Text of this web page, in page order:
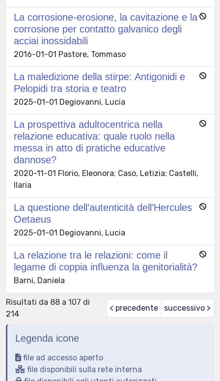
La corrosione-erosione, la cavitazione e la
corrosione per contatto galvanico degli
acciai inossidabili
2016-01-01 Pastore, Tommaso
La maledizione della stirpe: Antigonidi e
Pelopidi tra storia e teatro
2025-01-01 Degiovanni, Lucia
La prospettiva adultocentrica nella
relazione educativa: quale ruolo nella
messa in atto di pratiche educative
dannose?
2020-11-01 Florio, Eleonora; Caso, Letizia; Castelli,
Ilaria
La questione dell’autenticità dell’Hercules
Oetaeus
2025-01-01 Degiovanni, Lucia
La relazione tra le relazioni: come il
legame di coppia influenza la genitorialità?
Barni, Daniela
Risultati da 88 a 107 di
214
< precedente successivo >
Legenda icone
file ad accesso aperto
file disponibili sulla rete interna